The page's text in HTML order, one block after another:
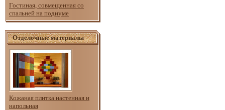
Гостиная, совмещенная со
спальней на подиуме
Отделочные материалы
Кожаная плитка настенная и
напольная